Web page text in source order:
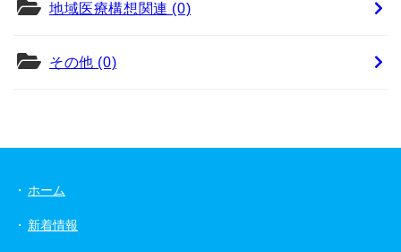
地域医療構想関連 (0)
その他 (0)
ホーム
新着情報